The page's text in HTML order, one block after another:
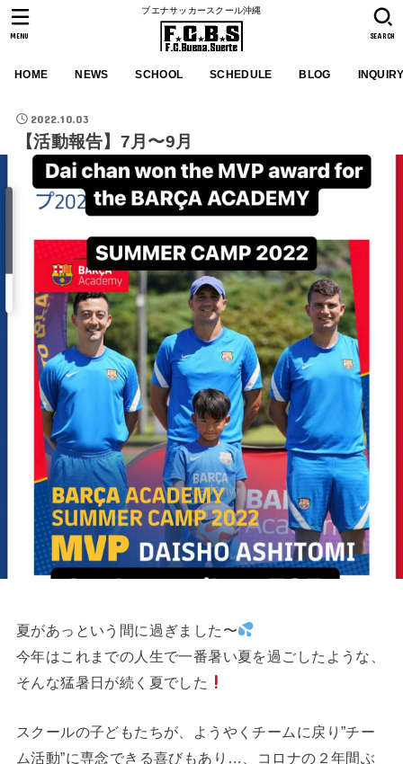
ブエナサッカースクール沖縄
HOME NEWS SCHOOL SCHEDULE BLOG
SEARCH
MENU
2022.10.03
【活動報告】7月〜9月
夏があっという間に過ぎました〜
今年はこれまでの人生で一番暑い夏を過ごしたような、
そんな猛暑日が続く夏でした
スクールの子どもたちが、ようやくチームに戻り”チー
ム活動”に専念できる喜びもあり…、コロナの２年間ぶ